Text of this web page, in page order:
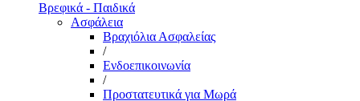
Βρεφικά - Παιδικά
Ασφάλεια
Βραχιόλια Ασφαλείας
/
Ενδοεπικοινωνία
/
Προστατευτικά για Μωρά